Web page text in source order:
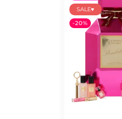
SALE♥
-20%